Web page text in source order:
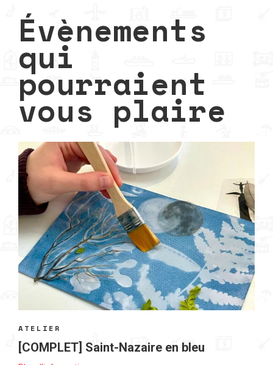
Évènements
qui
pourraient
vous plaire
ATELIER
[COMPLET] Saint-Nazaire en bleu